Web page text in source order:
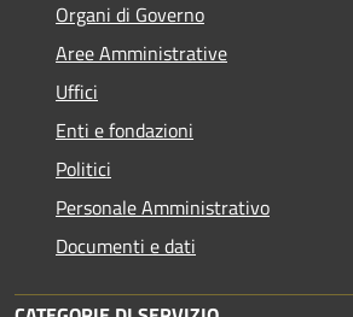
Organi di Governo
Aree Amministrative
Uffici
Enti e fondazioni
Politici
Personale Amministrativo
Documenti e dati